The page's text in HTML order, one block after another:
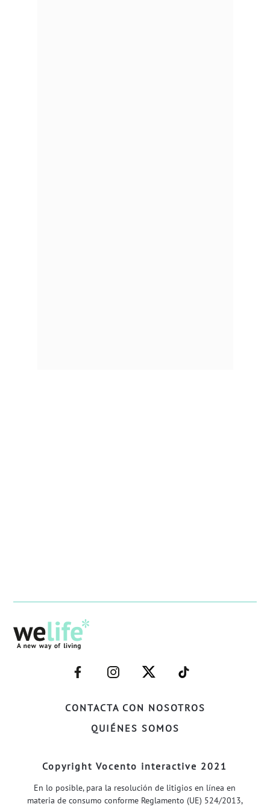
CONTACTA CON NOSOTROS
QUIÉNES SOMOS
–
FACEBOOK–
–
INSTAGRAM–
–
TWITTER–
–
WELIFE–
Copyright Vocento interactive 2021
En lo posible, para la resolución de litigios en línea en
materia de consumo conforme Reglamento (UE) 524/2013,